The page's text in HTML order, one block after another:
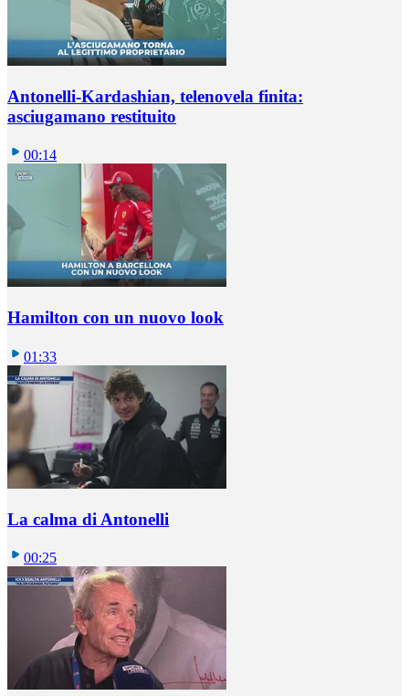
Antonelli-Kardashian, telenovela finita:
asciugamano restituito
00:14
Hamilton con un nuovo look
01:33
La calma di Antonelli
00:25